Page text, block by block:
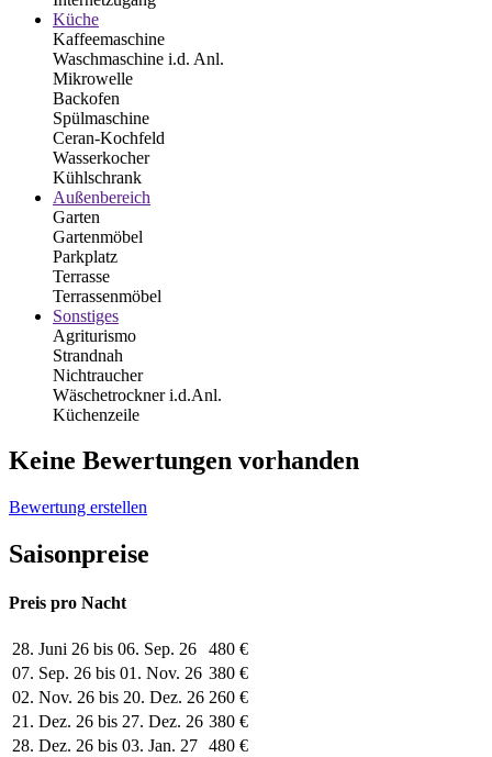
Küche
Kaffeemaschine
Waschmaschine i.d. Anl.
Mikrowelle
Backofen
Spülmaschine
Ceran-Kochfeld
Wasserkocher
Kühlschrank
Außenbereich
Garten
Gartenmöbel
Parkplatz
Terrasse
Terrassenmöbel
Sonstiges
Agriturismo
Strandnah
Nichtraucher
Wäschetrockner i.d.Anl.
Küchenzeile
Keine Bewertungen vorhanden
Bewertung erstellen
Saisonpreise
Preis pro Nacht
28. Juni 26 bis 06. Sep. 26
480 €
07. Sep. 26 bis 01. Nov. 26 380 €
02. Nov. 26 bis 20. Dez. 26 260 €
21. Dez. 26 bis 27. Dez. 26 380 €
28. Dez. 26 bis 03. Jan. 27 480 €